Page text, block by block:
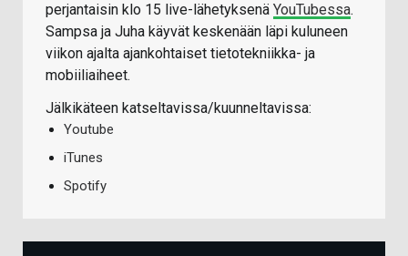
perjantaisin klo 15 live-lähetyksenä YouTubessa.
Sampsa ja Juha käyvät keskenään läpi kuluneen
viikon ajalta ajankohtaiset tietotekniikka- ja
mobiiliaiheet.
Jälkikäteen katseltavissa/kuunneltavissa:
Youtube
iTunes
Spotify